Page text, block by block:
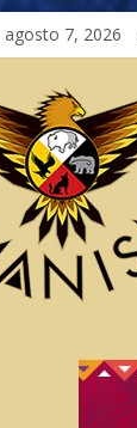
7, 2026